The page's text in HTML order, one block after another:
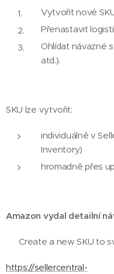
Vytvořit nové
Přenastavit
Ohlídat návazné
atd.).
SKU lze vytvořit:
individuálně v
Inventory)
hromadně přes
Amazon vydal detailní
👉 Create a new SKU to
https://sellercentral-